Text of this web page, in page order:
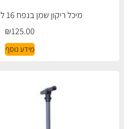
מיכל ריקון שמן בנפח 16 ליטר עם משפך
₪125.00
מידע נוסף